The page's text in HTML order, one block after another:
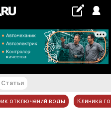
°С
Статьи
отключений воды Клиника